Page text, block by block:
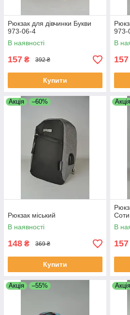
Рюкзак для дівчинки Букви
973-06-4
В наявності
157 ₴ 392 ₴
Купити
973-
В
157
Акція –60%
Рюкзак міський
В наявності
148 ₴ 369 ₴
Купити
Акція
В
157
Акція –55% Акція